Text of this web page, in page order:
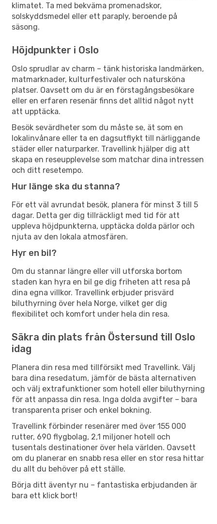
klimatet. Ta med bekväma promenadskor,
solskyddsmedel eller ett paraply, beroende på
säsong.
Höjdpunkter i Oslo
Oslo sprudlar av charm – tänk historiska landmärken,
matmarknader, kulturfestivaler och natursköna
platser. Oavsett om du är en förstagångsbesökare
eller en erfaren resenär finns det alltid något nytt
att upptäcka.
Besök sevärdheter som du måste se, ät som en
lokalinvånare eller ta en dagsutflykt till närliggande
städer eller naturparker. Travellink hjälper dig att
skapa en reseupplevelse som matchar dina intressen
och ditt resetempo.
Hur länge ska du stanna?
För ett väl avrundat besök, planera för minst 3 till 5
dagar. Detta ger dig tillräckligt med tid för att
uppleva höjdpunkterna, upptäcka dolda pärlor och
njuta av den lokala atmosfären.
Hyr en bil?
Om du stannar längre eller vill utforska bortom
staden kan hyra en bil ge dig friheten att resa på
dina egna villkor. Travellink erbjuder prisvärd
biluthyrning över hela Norge, vilket ger dig
flexibilitet och komfort under hela din resa.
Säkra din plats från Östersund till Oslo
idag
Planera din resa med tillförsikt med Travellink. Välj
bara dina resedatum, jämför de bästa alternativen
och välj extrafunktioner som hotell eller biluthyrning
för att anpassa din resa. Inga dolda avgifter – bara
transparenta priser och enkel bokning.
Travellink förbinder resenärer med över 155 000
rutter, 690 flygbolag, 2,1 miljoner hotell och
tusentals destinationer över hela världen. Oavsett
om du planerar en snabb resa eller en stor resa hittar
du allt du behöver på ett ställe.
Börja ditt äventyr nu – fantastiska erbjudanden är
bara ett klick bort!